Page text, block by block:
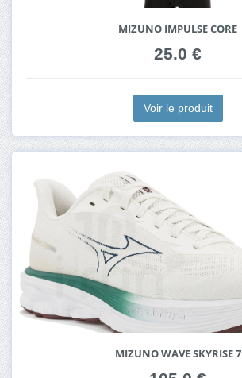
MIZUNO IMPULSE CORE
25.0 €
Voir le produit
MIZUNO WAVE SKYRISE 7